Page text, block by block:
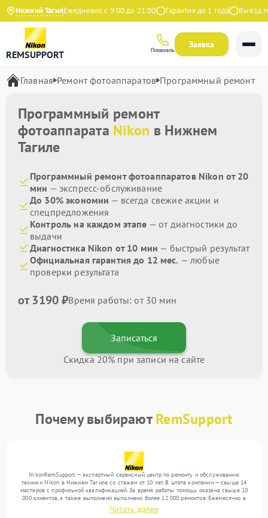
Нижний Тагил
на Яндекс Ежедневно с 9:00 до 21:00 Гарантия до 1 года Выезд
REMSUPPORT Позвонить
Заявка
Главная Ремонт фотоаппаратов Программный ремонт
Программный ремонт
фотоаппарата Nikon в Нижнем
Тагиле
Программный ремонт фотоаппаратов Nikon от 20
мин — экспресс-обслуживание
До 30% экономии — всегда свежие акции и
спецпредложения
Контроль на каждом этапе — от диагностики до
выдачи
Диагностика Nikon от 10 мин — быстрый результат
Официальная гарантия до 12 мес. — любые
проверки результата
от 3190 ₽Время работы: от 30 мин
Записаться
Скидка 20% при записи на сайте
Почему выбираютRemSupport
NikonRemSupport — экспертный сервисный центр по ремонту и обслуживанию
техники Nikon в Нижнем Тагиле со стажем от 10 лет. В штате компании — свыше 14
мастеров с профильной квалификацией. За время работы помощь оказана свыше 10
000 клиентов, а также выполнено выполнено более 12 000 ремонтов. Ежемесячно в
сервисный центр поступает свыше 300 единиц техники, включая , , . Мы беремся за
задачи любой сложности и предлагаем стабильный уровень сервиса благодаря
Читать далее